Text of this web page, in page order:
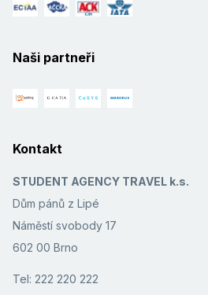
Naši partneři
Kontakt
STUDENT AGENCY TRAVEL k.s.
Dům pánů z Lipé
Náměstí svobody 17
602 00 Brno
Tel: 222 220 222